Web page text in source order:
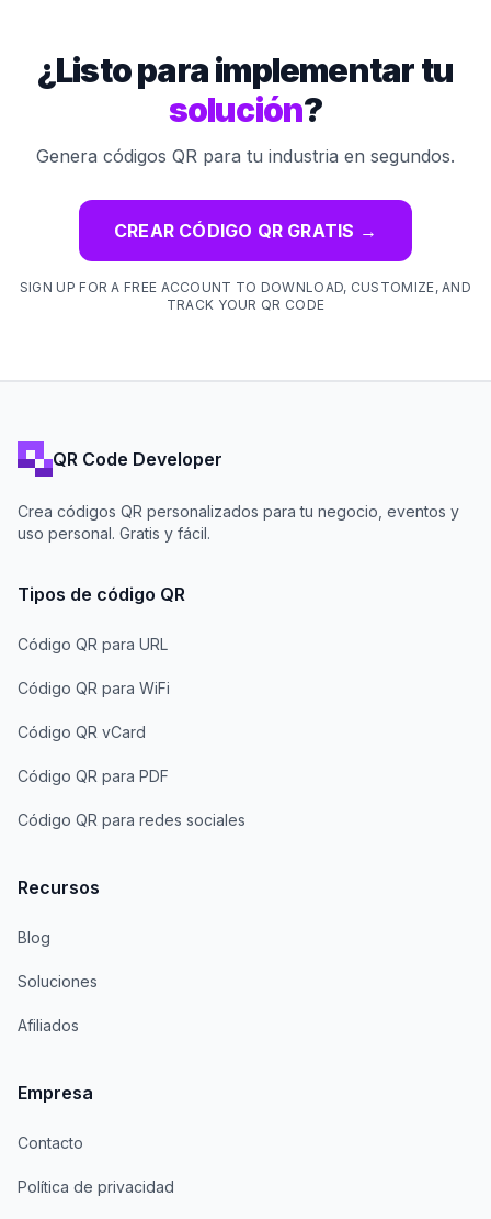
¿Listo para implementar tu
solución?
Genera códigos QR para tu industria en segundos.
CREAR CÓDIGO QR GRATIS →
SIGN UP FOR A FREE ACCOUNT TO DOWNLOAD, CUSTOMIZE, AND
TRACK YOUR QR CODE
QR Code Developer
Crea códigos QR personalizados para tu negocio, eventos y
uso personal. Gratis y fácil.
Tipos de código QR
Código QR para URL
Código QR para WiFi
Código QR vCard
Código QR para PDF
Código QR para redes sociales
Recursos
Blog
Soluciones
Afiliados
Empresa
Contacto
Política de privacidad